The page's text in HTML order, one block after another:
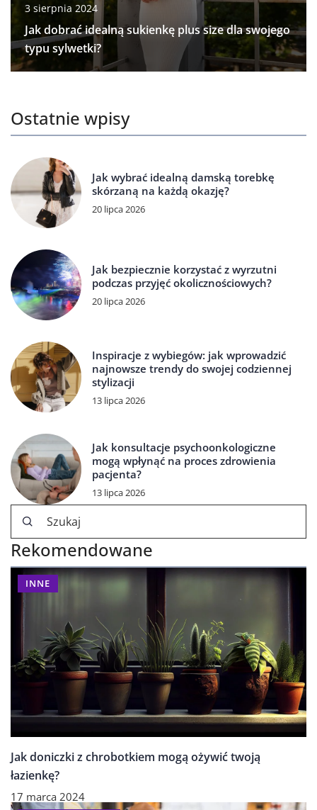
3 sierpnia 2024
Jak dobrać idealną sukienkę plus size dla swojego
typu sylwetki?
Ostatnie wpisy
Jak wybrać idealną damską torebkę
skórzaną na każdą okazję?
20 lipca 2026
Jak bezpiecznie korzystać z wyrzutni
podczas przyjęć okolicznościowych?
20 lipca 2026
Inspiracje z wybiegów: jak wprowadzić
najnowsze trendy do swojej codziennej
stylizacji
13 lipca 2026
Jak konsultacje psychoonkologiczne
mogą wpłynąć na proces zdrowienia
pacjenta?
13 lipca 2026
Rekomendowane
INNE
Jak doniczki z chrobotkiem mogą ożywić twoją
łazienkę?
17 marca 2024